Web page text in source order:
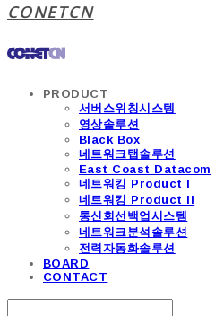
CONETCN
PRODUCT
서버스위칭시스템
영상솔루션
Black Box
네트워크탭솔루션
East Coast Datacom
네트워킹 Product I
네트워킹 Product II
통신회선백업시스템
네트워크분석솔루션
전력자동화솔루션
BOARD
CONTACT